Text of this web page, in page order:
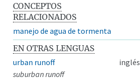
CONCEPTOS
RELACIONADOS
manejo de agua de tormenta
EN OTRAS LENGUAS
urban runoff
inglés
suburban runoff